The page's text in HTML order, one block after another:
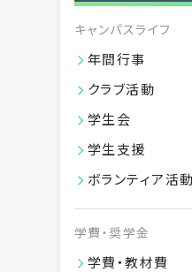
キャンパスライフ
年間行事
クラブ活動
学生会
学生支援
ボランティア活
学費・奨学金
学費・教材費